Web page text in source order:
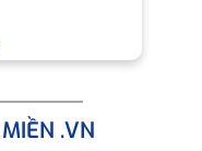
.VN